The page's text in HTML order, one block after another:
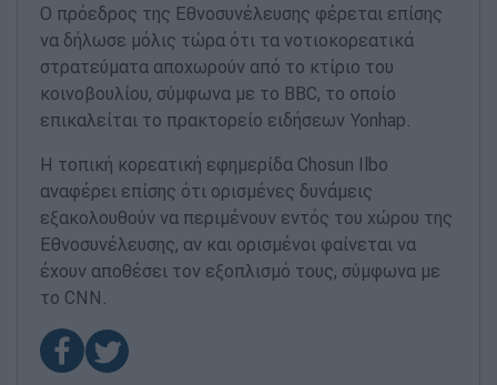
Ο πρόεδρος της Εθνοσυνέλευσης φέρεται επίσης
να δήλωσε μόλις τώρα ότι τα νοτιοκορεατικά
στρατεύματα αποχωρούν από το κτίριο του
κοινοβουλίου, σύμφωνα με το BBC, το οποίο
επικαλείται το πρακτορείο ειδήσεων Yonhap.
Η τοπική κορεατική εφημερίδα Chosun Ilbo
αναφέρει επίσης ότι ορισμένες δυνάμεις
εξακολουθούν να περιμένουν εντός του χώρου της
Εθνοσυνέλευσης, αν και ορισμένοι φαίνεται να
έχουν αποθέσει τον εξοπλισμό τους, σύμφωνα με
το CNN.